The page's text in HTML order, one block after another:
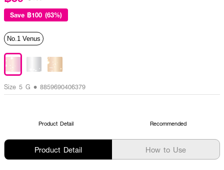
Save ฿100 (63%)
No.1 Venus
Size 5 G • 8859690406379
Product Detail Recommended
Product Detail How to Use